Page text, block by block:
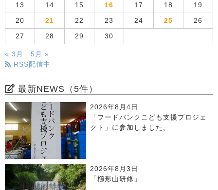
13 14 15 16 17 18 19
20 21 22 23 24 25 26
27 28 29 30
« 3月
5月 »
RSS配信中
最新NEWS（5件）
2026年8月4日
「フードバンクこども支援プロジェ
クト」に参加しました。
2026年8月3日
「櫛形山研修」